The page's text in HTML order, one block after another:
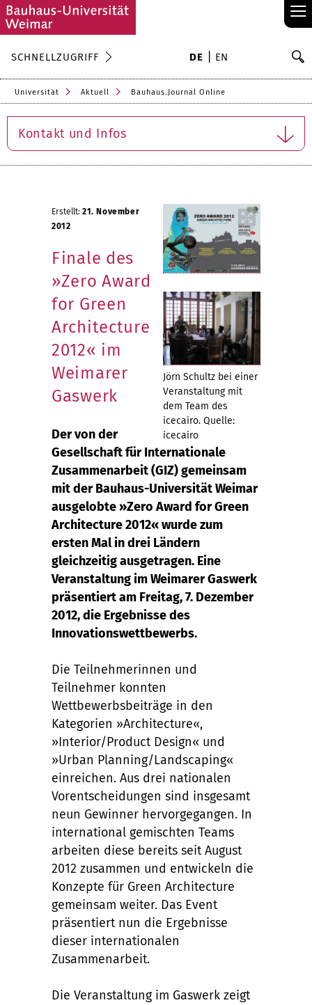
≡
SCHNELLZUGRIFF DE EN
Universität Aktuell Bauhaus.Journal Online
Kontakt und Infos
Jörn Schultz bei einer
Veranstaltung mit
dem Team des
icecairo. Quelle:
icecairo
Erstellt: 21. November
2012
Finale des
»Zero Award
for Green
Architecture
2012« im
Weimarer
Gaswerk
Der von der
Gesellschaft für Internationale
Zusammenarbeit (GIZ) gemeinsam
mit der Bauhaus-Universität Weimar
ausgelobte »Zero Award for Green
Architecture 2012« wurde zum
ersten Mal in drei Ländern
gleichzeitig ausgetragen. Eine
Veranstaltung im Weimarer Gaswerk
präsentiert am Freitag, 7. Dezember
2012, die Ergebnisse des
Innovationswettbewerbs.
Die Teilnehmerinnen und
Teilnehmer konnten
Wettbewerbsbeiträge in den
Kategorien »Architecture«,
»Interior/Product Design« und
»Urban Planning/Landscaping«
einreichen. Aus drei nationalen
Vorentscheidungen sind insgesamt
neun Gewinner hervorgegangen. In
international gemischten Teams
arbeiten diese bereits seit August
2012 zusammen und entwickeln die
Konzepte für Green Architecture
gemeinsam weiter. Das Event
präsentiert nun die Ergebnisse
dieser internationalen
Zusammenarbeit.
Die Veranstaltung im Gaswerk zeigt